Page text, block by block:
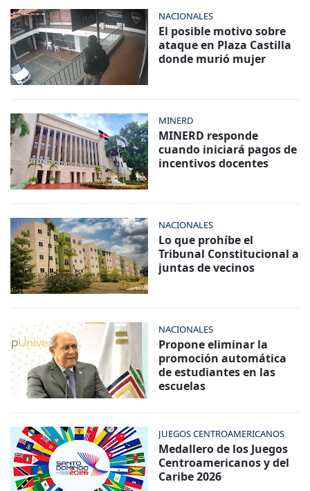
NACIONALES
El posible motivo sobre
ataque en Plaza Castilla
donde murió mujer
MINERD
MINERD responde
cuando iniciará pagos de
incentivos docentes
NACIONALES
Lo que prohíbe el
Tribunal Constitucional a
juntas de vecinos
NACIONALES
Propone eliminar la
promoción automática
de estudiantes en las
escuelas
JUEGOS CENTROAMERICANOS
Medallero de los Juegos
Centroamericanos y del
Caribe 2026